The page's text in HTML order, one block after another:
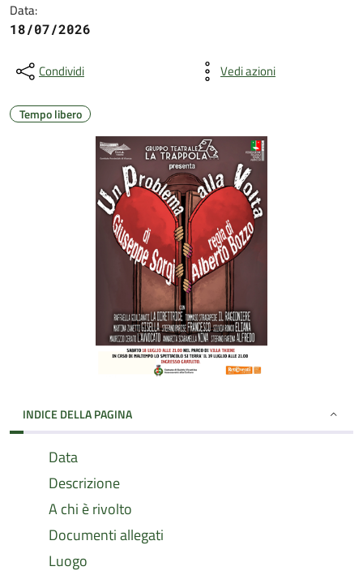
Data:
18/07/2026
Condividi Vedi azioni
Tempo libero
INDICE DELLA PAGINA
Data
Descrizione
A chi è rivolto
Documenti allegati
Luogo